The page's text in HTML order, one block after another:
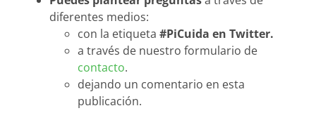
diferentes medios:
con la etiqueta #PiCuida en Twitter.
a través de nuestro formulario de
contacto.
dejando un comentario en esta
publicación.